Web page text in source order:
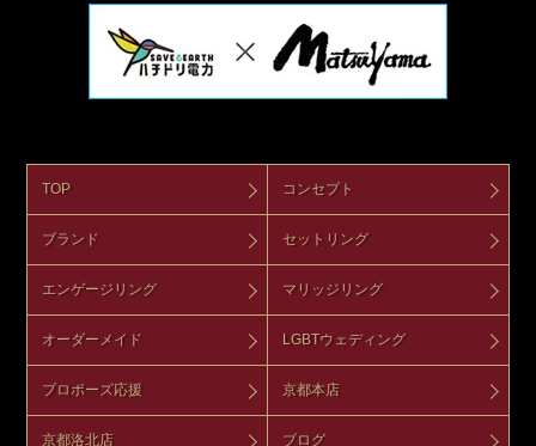
TOP コンセプト
ブランド セットリング
エンゲージリング マリッジリング
オーダーメイド LGBTウェディング
プロポーズ応援 京都本店
京都洛北店 ブログ